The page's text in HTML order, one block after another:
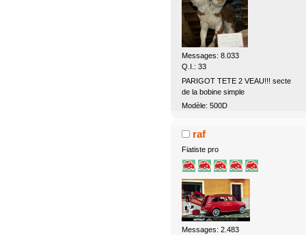
Messages: 8.033
Q.I.: 33
PARIGOT TETE 2 VEAU!!! secte
de la bobine simple
Modèle: 500D
raf
Fiatiste pro
Messages: 2.483